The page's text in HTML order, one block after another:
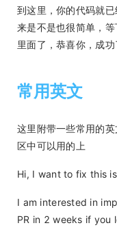
到这里，你的代码就
来是不是也很简单，
里面了，恭喜你，成
常用英文
这里附带一些常用的
区中可以用的上
Hi, I want to fix this
I am interested in
PR in 2 weeks if you